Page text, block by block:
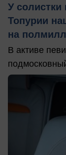
У солистки
Топурии
на
В активе